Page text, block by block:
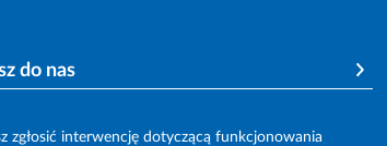
do nas
zgłosić interwencję dotyczącą funkcjonowania